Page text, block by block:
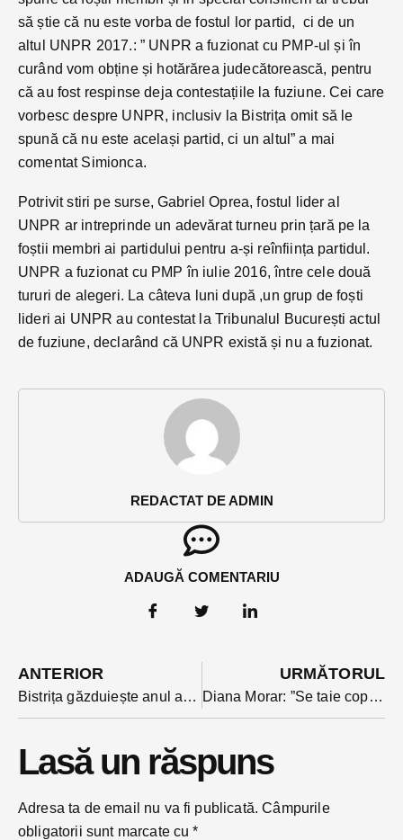
REDACTAT DE ADMIN
ADAUGĂ COMENTARIU
să știe că nu este vorba de fostul lor partid, ci de un
altul UNPR 2017.: ” UNPR a fuzionat cu PMP-ul și în
curând vom obține și hotărărea judecătorească, pentru
că au fost respinse deja contestațiile la fuziune. Cei care
vorbesc despre UNPR, inclusiv la Bistrița omit să le
spună că nu este același partid, ci un altul” a mai
comentat Simionca.
Potrivit stiri pe surse, Gabriel Oprea, fostul lider al
UNPR ar intreprinde un adevărat turneu prin țară pe la
foștii membri ai partidului pentru a-și reînființa partidul.
UNPR a fuzionat cu PMP în iulie 2016, între cele două
tururi de alegeri. La câteva luni după ,un grup de foști
lideri ai UNPR au contestat la Tribunalul București actul
de fuziune, declarând că UNPR există și nu a fuzionat.
ANTERIOR
Bistrița găzduiește anul acesta manifestări ale Bienalei Internaționale de Ceramică de la Cluj
URMĂTORUL
Diana Morar: ”Se taie copacii! Scena, imaginile spun totul despre ceea ce însemnăm noi toți pentru cei care au, temporar, pâinea și cuțitul în mână.”
Lasă un răspuns
Adresa ta de email nu va fi publicată. Câmpurile
obligatorii sunt marcate cu*